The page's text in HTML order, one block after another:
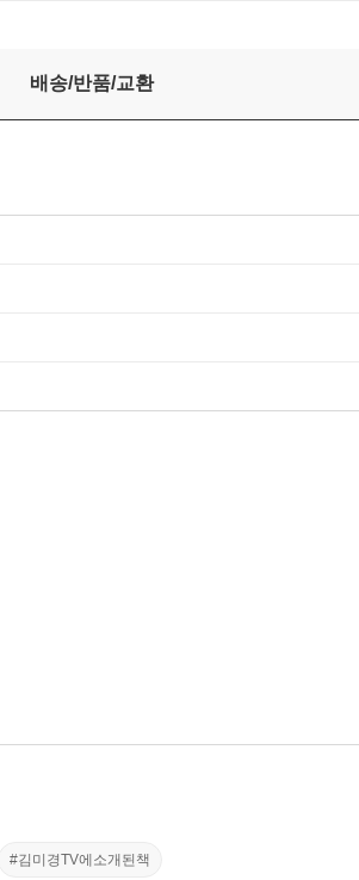
배송/반품/교환
#김미경TV에소개된책